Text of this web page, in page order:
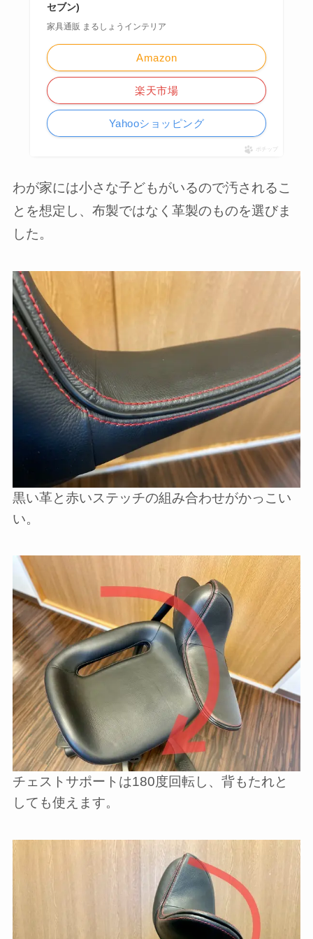
セブン)
家具通販 まるしょうインテリア
Amazon
楽天市場
Yahooショッピング
ポチップ
わが家には小さな子どもがいるので汚されるこ
とを想定し、布製ではなく革製のものを選びま
した。
黒い革と赤いステッチの組み合わせがかっこい
い。
チェストサポートは180度回転し、背もたれと
しても使えます。